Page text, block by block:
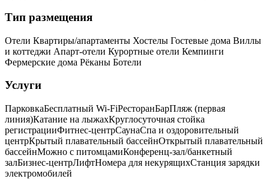
Тип размещения
Отели Квартиры/апартаменты Хостелы Гостевые дома Виллы
и коттеджи Апарт-отели Курортные отели Кемпинги
Фермерские дома Рёканы Ботели
Услуги
ПарковкаБесплатный Wi-FiРесторанБарПляж (первая
линия)Катание на лыжахКруглосуточная стойка
регистрацииФитнес-центрСаунаСпа и оздоровительный
центрКрытый плавательный бассейнОткрытый плавательный
бассейнМожно с питомцамиКонференц-зал/банкетный
залБизнес-центрЛифтНомера для некурящихCтанция зарядки
электромобилей